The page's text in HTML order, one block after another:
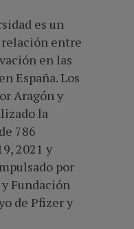
es un
entre
en las
España. Los
Aragón y
la
786
2021 y
por
Fundación
de Pfizer y